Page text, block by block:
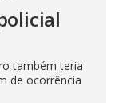
também teria
de ocorrência